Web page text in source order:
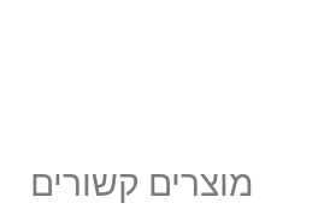
מוצרים קשורים